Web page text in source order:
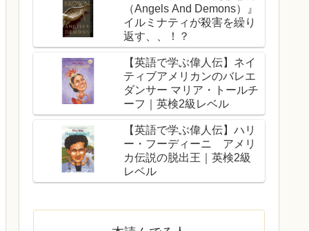
（Angels And Demons）』
イルミナティが殺害を繰り
返す、、！？
【英語で学ぶ偉人伝】ネイ
ティブアメリカンのバレエ
ダンサー マリア・トールチ
ーフ｜英検2級レベル
【英語で学ぶ偉人伝】ハリ
ー・フーディーニ アメリ
カ伝説の脱出王｜英検2級
レベル